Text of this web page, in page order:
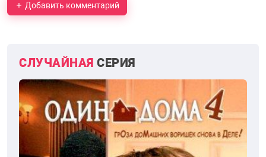
Добавить комментарий
СЛУЧАЙНАЯ СЕРИЯ